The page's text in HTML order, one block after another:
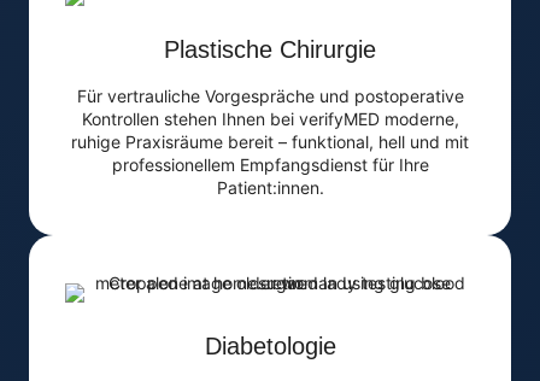
Plastische Chirurgie
Für vertrauliche Vorgespräche und postoperative
Kontrollen stehen Ihnen bei verifyMED moderne,
ruhige Praxisräume bereit – funktional, hell und mit
professionellem Empfangsdienst für Ihre
Patient:innen.
Diabetologie